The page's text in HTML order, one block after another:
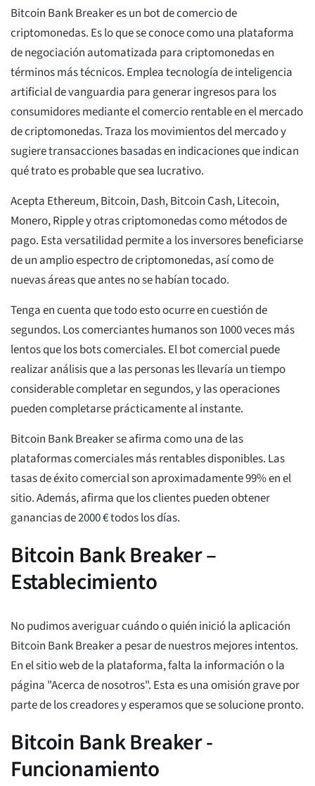
Bitcoin Bank Breaker es un bot de comercio de
criptomonedas. Es lo que se conoce como una plataforma
de negociación automatizada para criptomonedas en
términos más técnicos. Emplea tecnología de inteligencia
artificial de vanguardia para generar ingresos para los
consumidores mediante el comercio rentable en el mercado
de criptomonedas. Traza los movimientos del mercado y
sugiere transacciones basadas en indicaciones que indican
qué trato es probable que sea lucrativo.
Acepta Ethereum, Bitcoin, Dash, Bitcoin Cash, Litecoin,
Monero, Ripple y otras criptomonedas como métodos de
pago. Esta versatilidad permite a los inversores beneficiarse
de un amplio espectro de criptomonedas, así como de
nuevas áreas que antes no se habían tocado.
Tenga en cuenta que todo esto ocurre en cuestión de
segundos. Los comerciantes humanos son 1000 veces más
lentos que los bots comerciales. El bot comercial puede
realizar análisis que a las personas les llevaría un tiempo
considerable completar en segundos, y las operaciones
pueden completarse prácticamente al instante.
Bitcoin Bank Breaker se afirma como una de las
plataformas comerciales más rentables disponibles. Las
tasas de éxito comercial son aproximadamente 99% en el
sitio. Además, afirma que los clientes pueden obtener
ganancias de 2000 € todos los días.
Bitcoin Bank Breaker –
Establecimiento
No pudimos averiguar cuándo o quién inició la aplicación
Bitcoin Bank Breaker a pesar de nuestros mejores intentos.
En el sitio web de la plataforma, falta la información o la
página "Acerca de nosotros". Esta es una omisión grave por
parte de los creadores y esperamos que se solucione pronto.
Bitcoin Bank Breaker -
Funcionamiento